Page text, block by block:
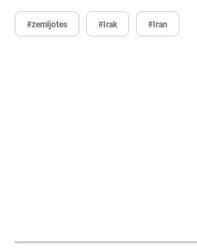
#zemljotes #Irak #Iran